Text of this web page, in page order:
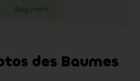
Zeig mehr
des Baumes